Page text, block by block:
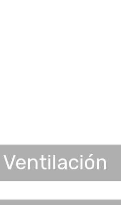
Ventilación